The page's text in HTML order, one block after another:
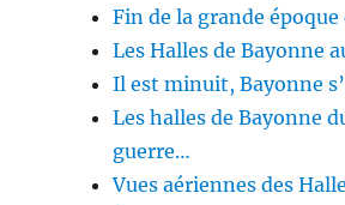
Fin de la grande époque
Les Halles de Bayonne
Il est minuit, Bayonne
Les halles de Bayonne
guerre…
Vues aériennes des